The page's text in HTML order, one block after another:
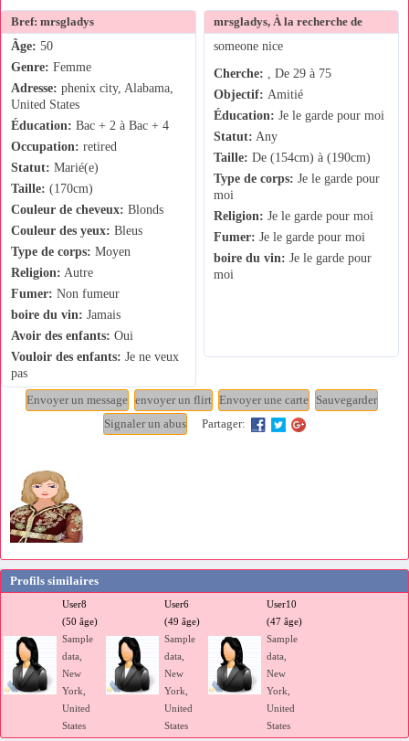
Bref: mrsgladys
Âge: 50
Genre: Femme
Adresse: phenix city, Alabama,
United States
Éducation: Bac + 2 à Bac + 4
Occupation: retired
Statut: Marié(e)
Taille: (170cm)
Couleur de cheveux: Blonds
Couleur des yeux: Bleus
Type de corps: Moyen
Religion: Autre
Fumer: Non fumeur
boire du vin: Jamais
Avoir des enfants: Oui
Vouloir des enfants: Je ne veux
pas
mrsgladys, À la recherche de
someone nice
Cherche: , De 29 à 75
Objectif: Amitié
Éducation: Je le garde pour moi
Statut: Any
Taille: De (154cm) à (190cm)
Type de corps: Je le garde pour
moi
Religion: Je le garde pour moi
Fumer: Je le garde pour moi
boire du vin: Je le garde pour
moi
Partager:
Profils similaires
User8
(50 âge)
Sample
data,
New
York,
United
States
User6
(49 âge)
Sample
data,
New
York,
United
States
User10
(47 âge)
Sample
data,
New
York,
United
States